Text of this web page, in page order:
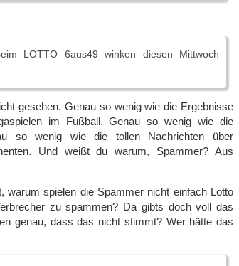
LOTTO 6aus49 winken diesen Mittwoch
gesehen. Genau so wenig wie die Ergebnisse
im Fußball. Genau so wenig wie die
so wenig wie die tollen Nachrichten über
Und weißt du warum, Spammer? Aus
warum spielen die Spammer nicht einfach Lotto
zu spammen? Da gibts doch voll das
genau, dass das nicht stimmt? Wer hätte das